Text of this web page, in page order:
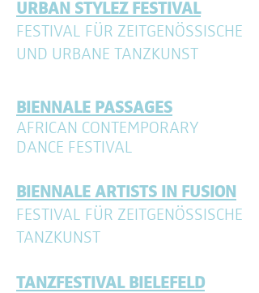
URBAN STYLEZ FESTIVAL
FESTIVAL FÜR ZEITGENÖSSISCHE
UND URBANE TANZKUNST
BIENNALE PASSAGES
AFRICAN CONTEMPORARY
DANCE FESTIVAL
BIENNALE ARTISTS IN FUSION
FESTIVAL FÜR ZEITGENÖSSISCHE
TANZKUNST
TANZFESTIVAL BIE LEFELD